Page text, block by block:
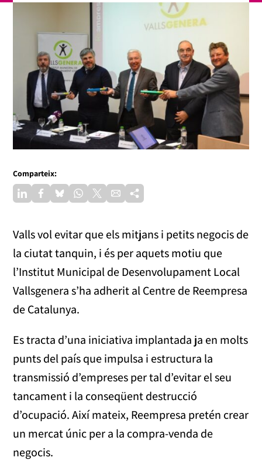
Comparteix:
Valls vol evitar que els mitjans i petits negocis de
la ciutat tanquin, i és per aquets motiu que
l’Institut Municipal de Desenvolupament Local
Vallsgenera s’ha adherit al Centre de Reempresa
de Catalunya.
Es tracta d’una iniciativa implantada ja en molts
punts del país que impulsa i estructura la
transmissió d’empreses per tal d’evitar el seu
tancament i la conseqüent destrucció
d’ocupació. Així mateix, Reempresa pretén crear
un mercat únic per a la compra-venda de
negocis.